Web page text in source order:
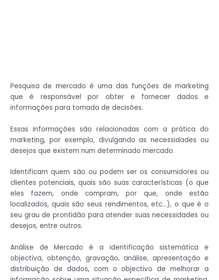
Pesquisa de mercado é uma das funções de marketing
que é responsável por obter e fornecer dados e
informações para tomada de decisões.
Essas informações são relacionadas com a prática do
marketing, por exemplo, divulgando as necessidades ou
desejos que existem num determinado mercado.
Identificam quem são ou podem ser os consumidores ou
clientes potenciais, quais são suas características (o que
eles fazem, onde compram, por que, onde estão
localizados, quais são seus rendimentos, etc…), o que é o
seu grau de prontidão para atender suas necessidades ou
desejos, entre outros.
Análise de Mercado é a identificação sistemática e
objectiva, obtenção, gravação, análise, apresentação e
distribuição de dados, com o objectivo de melhorar a